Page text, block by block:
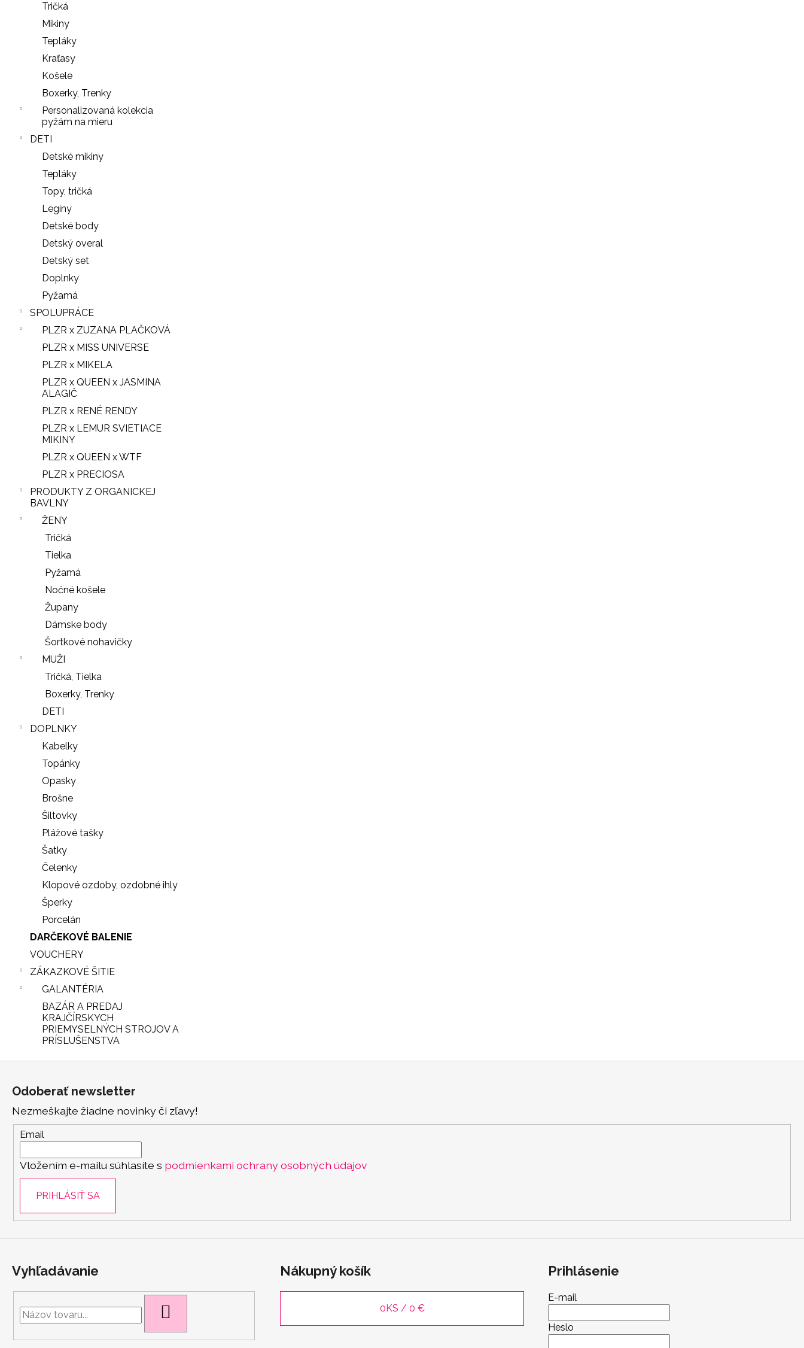
Tričká
Mikiny
Tepláky
Kraťasy
Košele
Boxerky, Trenky
Personalizovaná kolekcia
pyžám na mieru
DETI
Detské mikiny
Tepláky
Topy, tričká
Legíny
Detské body
Detský overal
Detský set
Doplnky
Pyžamá
SPOLUPRÁCE
PLZR x ZUZANA PLAČKOVÁ
PLZR x MISS UNIVERSE
PLZR x MIKELA
PLZR x QUEEN x JASMINA
ALAGIČ
PLZR x RENÉ RENDY
PLZR x LEMUR SVIETIACE
MIKINY
PLZR x QUEEN x WTF
PLZR x PRECIOSA
PRODUKTY Z ORGANICKEJ
BAVLNY
ŽENY
Tričká
Tielka
Pyžamá
Nočné košele
Župany
Dámske body
Šortkové nohavičky
MUŽI
Tričká, Tielka
Boxerky, Trenky
DETI
DOPLNKY
Kabelky
Topánky
Opasky
Brošne
Šiltovky
Plážové tašky
Šatky
Čelenky
Klopové ozdoby, ozdobné ihly
Šperky
Porcelán
DARČEKOVÉ BALENIE
VOUCHERY
ZÁKAZKOVÉ ŠITIE
GALANTÉRIA
BAZÁR A PREDAJ
KRAJČÍRSKYCH
PRIEMYSELNÝCH STROJOV A
PRÍSLUŠENSTVA
NOHAVIČKY
BLACK
7
€
Odoberať newsletter
Nezmeškajte žiadne novinky či zľavy!
Email
Vložením e-mailu súhlasíte s podmienkami ochrany osobných údajov
PRIHLÁSIŤ SA
Vyhľadávanie Nákupný košík
0KS / 0 €
Prihlásenie
E-mail
Heslo